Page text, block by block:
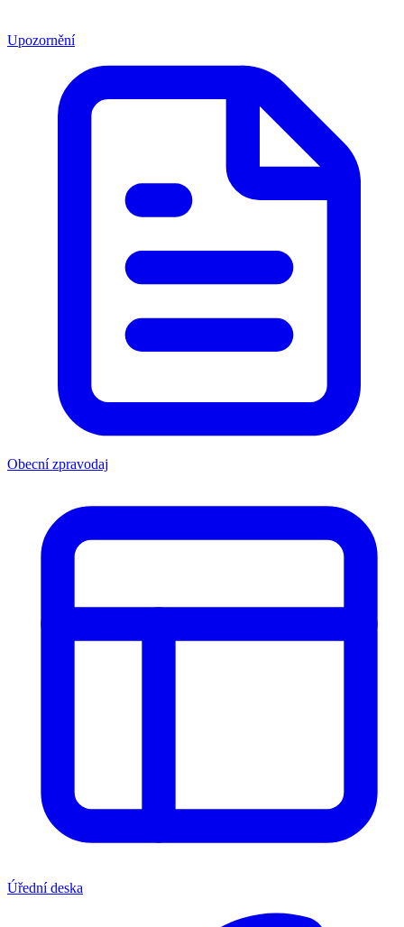
Upozornění
Obecní zpravodaj
Úřední deska